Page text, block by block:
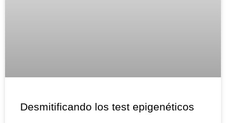
Desmitificando los test epigenéticos